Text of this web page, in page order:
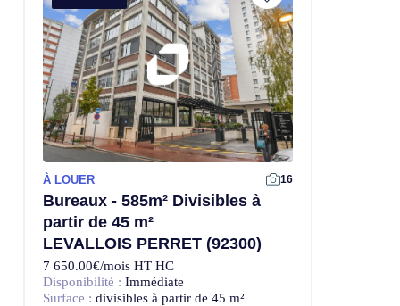
Offre Exclusive
À LOUER 16
Bureaux - 585m² Divisibles à
partir de 45 m²
LEVALLOIS PERRET (92300)
7 650.00€/mois HT HC
Disponibilité : Immédiate
Surface : divisibles à partir de 45 m²